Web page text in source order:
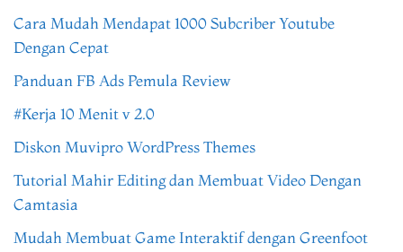
Cara Mudah Mendapat 1000 Subcriber Youtube
Dengan Cepat
Panduan FB Ads Pemula Review
#Kerja 10 Menit v 2.0
Diskon Muvipro WordPress Themes
Tutorial Mahir Editing dan Membuat Video Dengan
Camtasia
Mudah Membuat Game Interaktif dengan Greenfoot